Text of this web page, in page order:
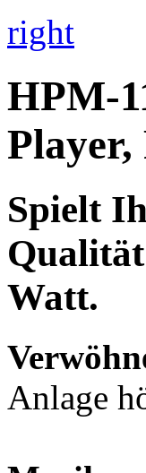
right
HPM-
Spielt
Qualität
Watt.
Anlage